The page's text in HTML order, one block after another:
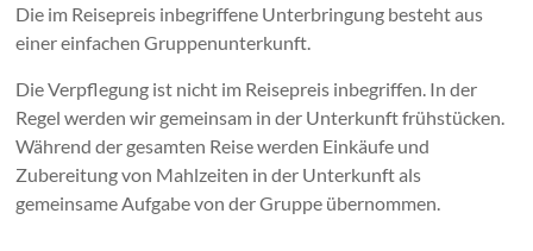
Die im Reisepreis inbegriffene Unterbringung besteht aus
einer einfachen Gruppenunterkunft.
Die Verpflegung ist nicht im Reisepreis inbegriffen. In der
Regel werden wir gemeinsam in der Unterkunft frühstücken.
Während der gesamten Reise werden Einkäufe und
Zubereitung von Mahlzeiten in der Unterkunft als
gemeinsame Aufgabe von der Gruppe übernommen.